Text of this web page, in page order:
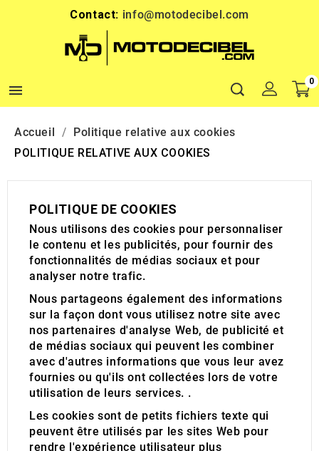
Contact: info@motodecibel.com

0
Accueil
Politique relative aux cookies
POLITIQUE RELATIVE AUX COOKIES
POLITIQUE DE COOKIES
Nous utilisons des cookies pour personnaliser
le contenu et les publicités, pour fournir des
fonctionnalités de médias sociaux et pour
analyser notre trafic.
Nous partageons également des informations
sur la façon dont vous utilisez notre site avec
nos partenaires d'analyse Web, de publicité et
de médias sociaux qui peuvent les combiner
avec d'autres informations que vous leur avez
fournies ou qu'ils ont collectées lors de votre
utilisation de leurs services. .
Les cookies sont de petits fichiers texte qui
peuvent être utilisés par les sites Web pour
rendre l'expérience utilisateur plus